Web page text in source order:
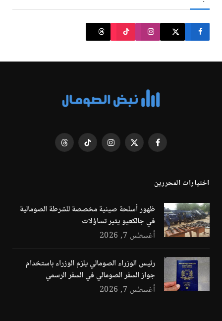
فيسبوك X
الانستغرامتيكتوك Threads
اختيارات المحررين
ظهور أسلحة صينية مخصصة للشرطة الصومالية
في جالكعيو يثير تساؤلات
أغسطس 7, 2026
رئيس الوزراء الصومالي يلزم الوزراء باستخدام
جواز السفر الصومالي في السفر الرسمي
أغسطس 7, 2026